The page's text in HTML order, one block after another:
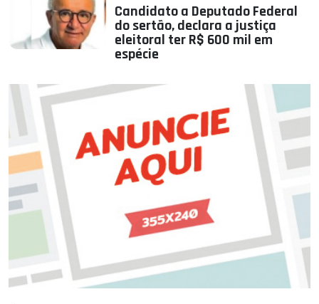
Candidato a Deputado Federal
do sertão, declara a justiça
eleitoral ter R$ 600 mil em
espécie